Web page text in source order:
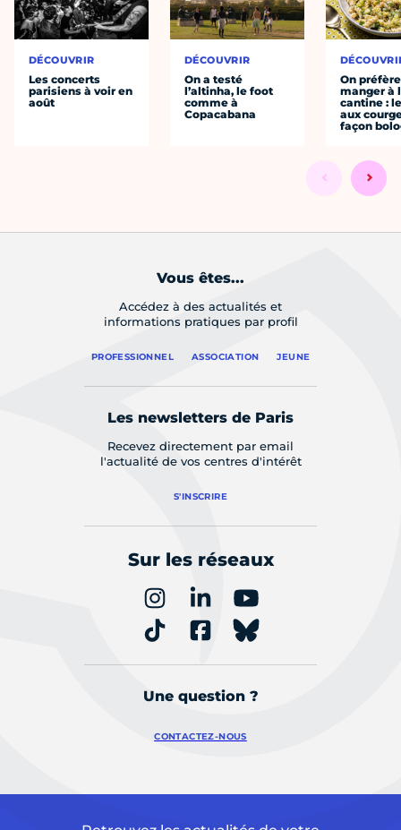
DÉCOUVRIR
Les concerts
parisiens à voir en
août
DÉCOUVRIR
On a testé
l’altinha, le foot
comme à
Copacabana
On préfère
manger à
cantine :
aux
façon
Vous êtes...
Accédez à des actualités et
informations pratiques par profil
PROFESSIONNEL ASSOCIATION JEUNE
Les newsletters de Paris
Recevez directement par email
l'actualité de vos centres d'intérêt
S'INSCRIRE
Sur les réseaux
Une question ?
CONTACTEZ-NOUS